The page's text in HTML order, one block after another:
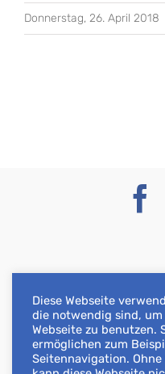
Donnerstag, 26. April 2018
CSU im Deutschen
CSU Bayern
CSU
Diese Webseite
die notwendig sind, um
Webseite zu benutzen.
ermöglichen zum
Seitennavigation. Ohne